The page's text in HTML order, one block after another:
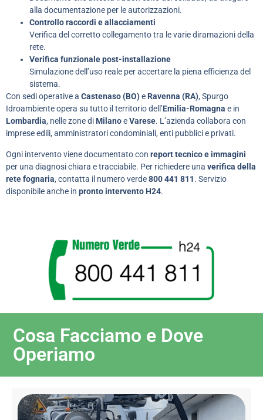
alla documentazione per le autorizzazioni.
Controllo raccordi e allacciamenti
Verifica del corretto collegamento tra le varie diramazioni della
rete.
Verifica funzionale post-installazione
Simulazione dell’uso reale per accertare la piena efficienza del
sistema.
Con sedi operative a Castenaso (BO)e Ravenna (RA), Spurgo
Idroambiente opera su tutto il territorio dell’Emilia-Romagna e in
Lombardia, nelle zone di MilanoeVarese. L’azienda collabora con
imprese edili, amministratori condominiali, enti pubblici e privati.
Ogni intervento viene documentato con report tecnico e immagini
per una diagnosi chiara e tracciabile. Per richiedere una verifica della
rete fognaria, contatta il numero verde800 441 811. Servizio
disponibile anche in pronto intervento H24.
Cosa Facciamo e Dove
Operiamo